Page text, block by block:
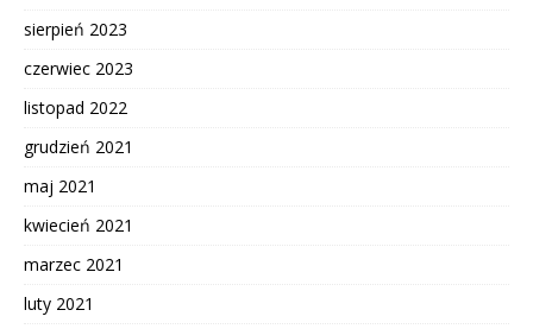
sierpień 2023
czerwiec 2023
listopad 2022
grudzień 2021
maj 2021
kwiecień 2021
marzec 2021
luty 2021